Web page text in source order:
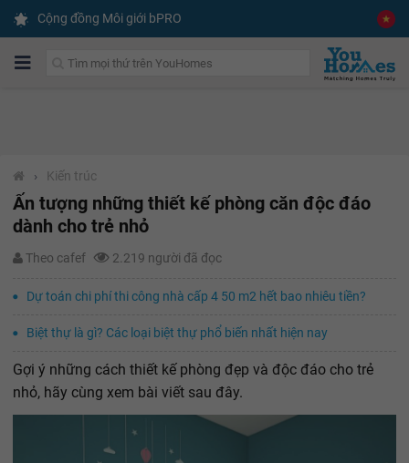
Cộng đồng Môi giới bPRO
› Kiến trúc
Ấn tượng những thiết kế phòng căn độc đáo
dành cho trẻ nhỏ
Theo cafef 2.219 người đã đọc
Dự toán chi phí thi công nhà cấp 4 50 m2 hết bao nhiêu tiền?
Biệt thự là gì? Các loại biệt thự phổ biến nhất hiện nay
Gợi ý những cách thiết kế phòng đẹp và độc đáo cho trẻ
nhỏ, hãy cùng xem bài viết sau đây.